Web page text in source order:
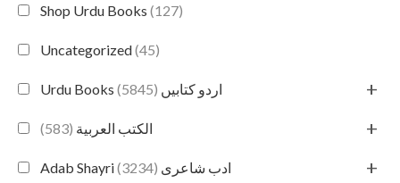
Shop Urdu Books (127)
Uncategorized(45)
Urdu Books اردو کتابیں (5845) +
الكتب العربية (583) +
Adab Shayri ادب شاعری (3234) +